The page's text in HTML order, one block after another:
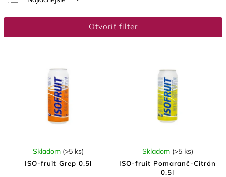
Najdrahšie
Otvoriť filter
ISO-fruit Grep 0,5l
Skladom (>5 ks)
ISO-fruit Pomaranč-Citrón
0,5l
Skladom (>5 ks)